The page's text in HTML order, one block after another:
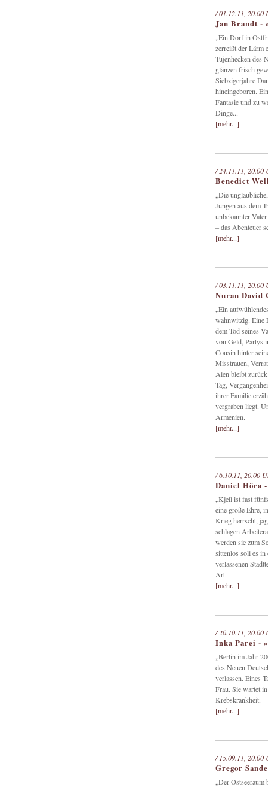
/ 01.12.11, 20.00
Jan Brandt -
„Ein Dorf in
zerreißt der Lärm
Tujenhecken des
glänzen frisch
Siebzigerjahre
hineingeboren.
Fantasie und zu
Dinge...
[mehr...]
/ 24.11.11, 20.00
Benedict
„Die
Jungen aus dem
unbekannter
– das Abenteuer
[mehr...]
/ 03.11.11, 20.00
Nuran David
„Ein
wahnwitzig. Eine
dem Tod seines
von Geld, Partys
Cousin hinter
Misstrauen,
Alen bleibt
Tag,
ihrer Familie
vergraben liegt.
Armenien.
[mehr...]
/ 6.10.11, 20.00
Daniel Höra
„Kjell ist fast
eine große Ehre,
Krieg herrscht,
schlagen
werden sie zum
sittenlos soll es in
verlassenen
Art.
[mehr...]
/ 20.10.11, 20.00
Inka Parei -
„Berlin im Jahr
des Neuen
verlassen. Eines
Frau. Sie wartet
Krebskrankheit.
[mehr...]
/ 15.09.11, 20.00
Gregor
„Der